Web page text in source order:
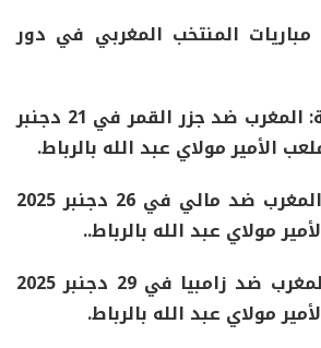
مباريات المنتخب المغربي في دور
المغرب ضد جزر القمر في
21 دجنبر
الأمير مولاي عبد الله بالرباط.
المغرب ضد مالي في
26 دجنبر 2025
مولاي عبد الله بالرباط..
المغرب ضد زامبيا في 29 دجنبر 2025
مولاي عبد الله بالرباط.